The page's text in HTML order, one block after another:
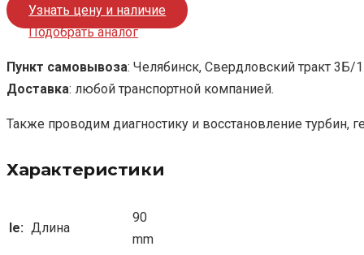
Узнать цену и наличие
Подобрать аналог
Пункт самовывоза: Челябинск, Свердловский тракт 3Б/1
Доставка: любой транспортной компанией.
Также проводим диагностику и восстановление турбин,
Характеристики
le: Длина
90
mm